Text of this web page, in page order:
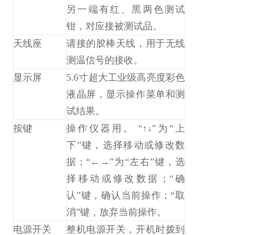
另一端有红、黑两色测试
钳，对应接被测试品。
天线座
请接的胶棒天线，用于无线
测温信号的接收。
显示屏
5.6寸超大工业级高亮度彩色
液晶屏，显示操作菜单和测
试结果。
按键
操作仪器用。 “↑↓”为“上
下”键，选择移动或修改数
据；“←→”为“左右”键，选
择移动或修改数据；“确
认”键，确认当前操作；“取
消”键，放弃当前操作。
电源开关
整机电源开关，开机时拨到